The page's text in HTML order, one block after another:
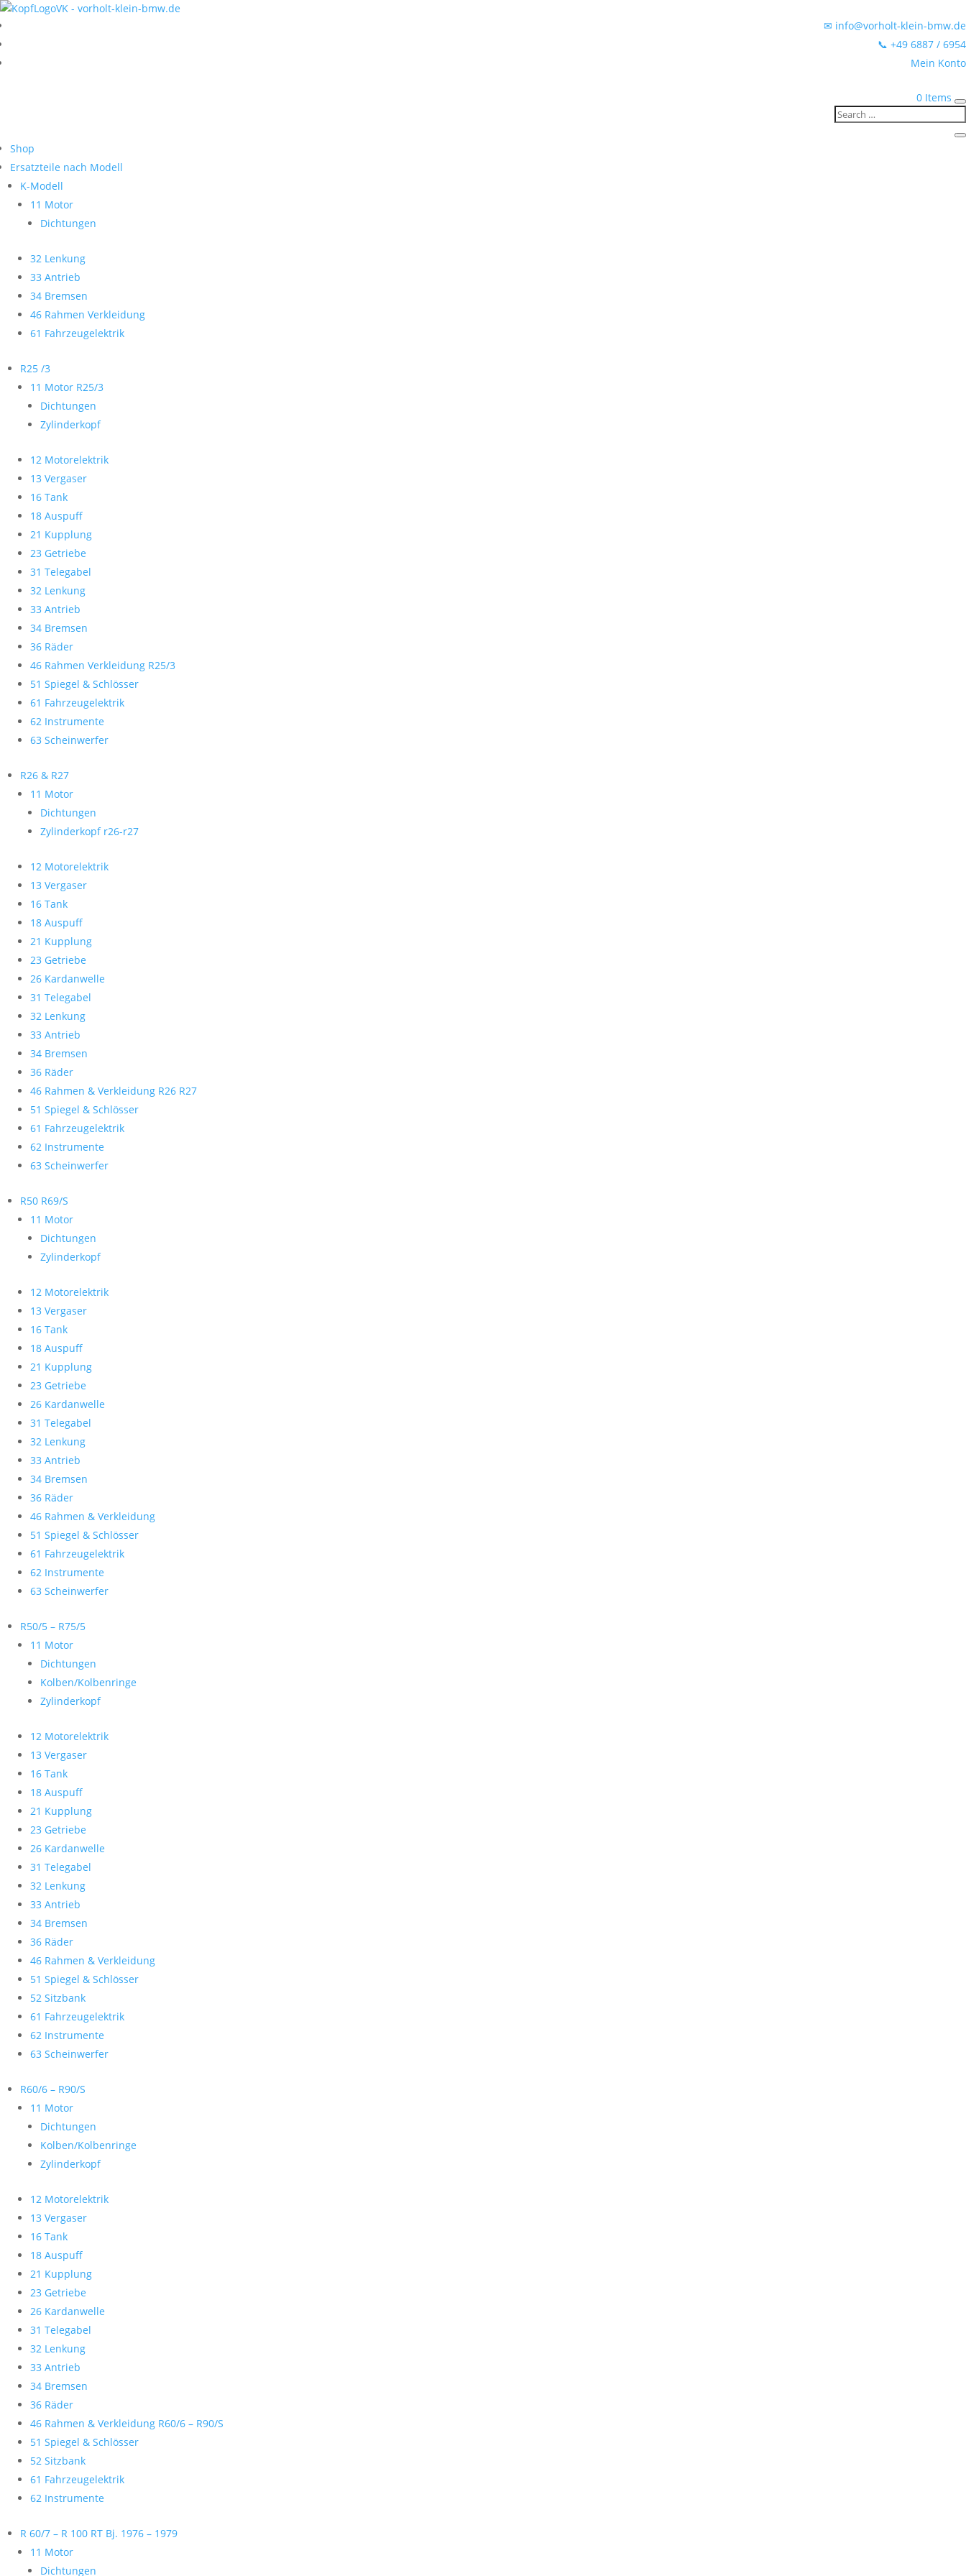
✉ info@vorholt-klein-bmw.de
📞 +49 6887 / 6954
Mein Konto
0 Items
Shop
Ersatzteile nach Modell
K-Modell
11 Motor
Dichtungen
32 Lenkung
33 Antrieb
34 Bremsen
46 Rahmen Verkleidung
61 Fahrzeugelektrik
R25 /3
11 Motor R25/3
Dichtungen
Zylinderkopf
12 Motorelektrik
13 Vergaser
16 Tank
18 Auspuff
21 Kupplung
23 Getriebe
31 Telegabel
32 Lenkung
33 Antrieb
34 Bremsen
36 Räder
46 Rahmen Verkleidung R25/3
51 Spiegel & Schlösser
61 Fahrzeugelektrik
62 Instrumente
63 Scheinwerfer
R26 & R27
11 Motor
Dichtungen
Zylinderkopf r26-r27
12 Motorelektrik
13 Vergaser
16 Tank
18 Auspuff
21 Kupplung
23 Getriebe
26 Kardanwelle
31 Telegabel
32 Lenkung
33 Antrieb
34 Bremsen
36 Räder
46 Rahmen & Verkleidung R26 R27
51 Spiegel & Schlösser
61 Fahrzeugelektrik
62 Instrumente
63 Scheinwerfer
R50 R69/S
11 Motor
Dichtungen
Zylinderkopf
12 Motorelektrik
13 Vergaser
16 Tank
18 Auspuff
21 Kupplung
23 Getriebe
26 Kardanwelle
31 Telegabel
32 Lenkung
33 Antrieb
34 Bremsen
36 Räder
46 Rahmen & Verkleidung
51 Spiegel & Schlösser
61 Fahrzeugelektrik
62 Instrumente
63 Scheinwerfer
R50/5 – R75/5
11 Motor
Dichtungen
Kolben/Kolbenringe
Zylinderkopf
12 Motorelektrik
13 Vergaser
16 Tank
18 Auspuff
21 Kupplung
23 Getriebe
26 Kardanwelle
31 Telegabel
32 Lenkung
33 Antrieb
34 Bremsen
36 Räder
46 Rahmen & Verkleidung
51 Spiegel & Schlösser
52 Sitzbank
61 Fahrzeugelektrik
62 Instrumente
63 Scheinwerfer
R60/6 – R90/S
11 Motor
Dichtungen
Kolben/Kolbenringe
Zylinderkopf
12 Motorelektrik
13 Vergaser
16 Tank
18 Auspuff
21 Kupplung
23 Getriebe
26 Kardanwelle
31 Telegabel
32 Lenkung
33 Antrieb
34 Bremsen
36 Räder
46 Rahmen & Verkleidung R60/6 – R90/S
51 Spiegel & Schlösser
52 Sitzbank
61 Fahrzeugelektrik
62 Instrumente
R 60/7 – R 100 RT Bj. 1976 – 1979
11 Motor
Dichtungen